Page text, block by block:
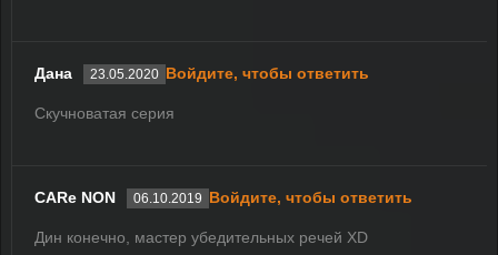
Дана 23.05.2020 Войдите, чтобы ответить
Скучноватая серия
CARe NON 06.10.2019 Войдите, чтобы ответить
Дин конечно, мастер убедительных речей XD